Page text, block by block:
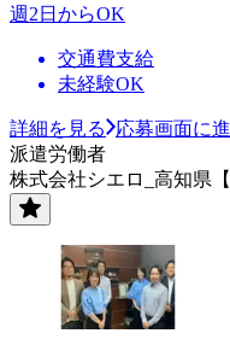
週2日からOK
交通費支給
未経験OK
詳細を見る
応募画面に
派遣労働者
株式会社シエロ_高知県